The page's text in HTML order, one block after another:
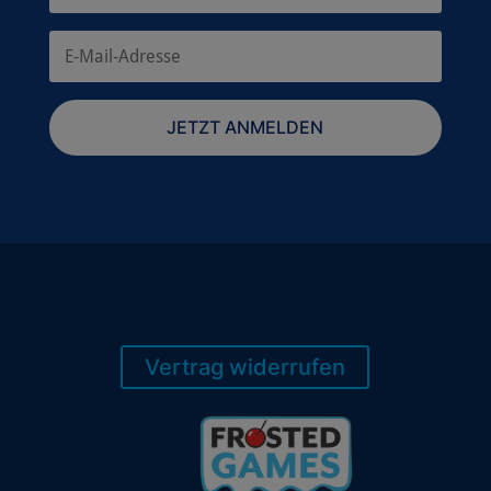
JETZT ANMELDEN
Vertrag widerrufen